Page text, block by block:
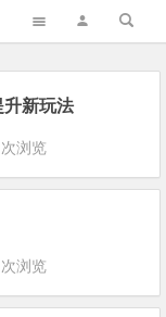
升新玩法
浏览
浏览